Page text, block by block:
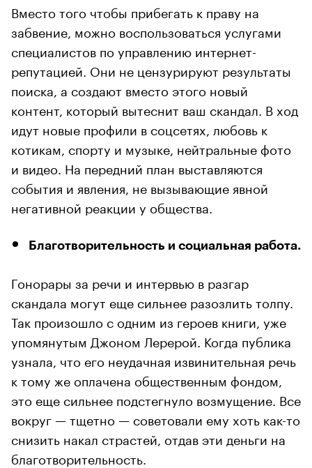
Вместо того чтобы прибегать к праву на
забвение, можно воспользоваться услугами
специалистов по управлению интернет-
репутацией. Они не цензурируют результаты
поиска, а создают вместо этого новый
контент, который вытеснит ваш скандал. В ход
идут новые профили в соцсетях, любовь к
котикам, спорту и музыке, нейтральные фото
и видео. На передний план выставляются
события и явления, не вызывающие явной
негативной реакции у общества.
Благотворительность и социальная работа.
Гонорары за речи и интервью в разгар
скандала могут еще сильнее разозлить толпу.
Так произошло с одним из героев книги, уже
упомянутым Джоном Лерерой. Когда публика
узнала, что его неудачная извинительная речь
к тому же оплачена общественным фондом,
это еще сильнее подстегнуло возмущение. Все
вокруг — тщетно — советовали ему хоть как-то
снизить накал страстей, отдав эти деньги на
благотворительность.